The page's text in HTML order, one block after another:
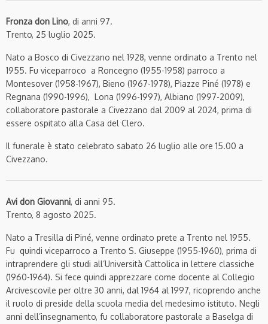
Fronza don Lino, di anni 97.
Trento, 25 luglio 2025.
Nato a Bosco di Civezzano nel 1928, venne ordinato a Trento nel
1955. Fu viceparroco a Roncegno (1955-1958) parroco a
Montesover (1958-1967), Bieno (1967-1978), Piazze Piné (1978) e
Regnana (1990-1996), Lona (1996-1997), Albiano (1997-2009),
collaboratore pastorale a Civezzano dal 2009 al 2024, prima di
essere ospitato alla Casa del Clero.
Il funerale è stato celebrato sabato 26 luglio alle ore 15.00 a
Civezzano.
Avi don Giovanni, di anni 95.
Trento, 8 agosto 2025.
Nato a Tresilla di Piné, venne ordinato prete a Trento nel 1955.
Fu quindi viceparroco a Trento S. Giuseppe (1955-1960), prima di
intraprendere gli studi all’Università Cattolica in lettere classiche
(1960-1964). Si fece quindi apprezzare come docente al Collegio
Arcivescovile per oltre 30 anni, dal 1964 al 1997, ricoprendo anche
il ruolo di preside della scuola media del medesimo istituto. Negli
anni dell’insegnamento, fu collaboratore pastorale a Baselga di